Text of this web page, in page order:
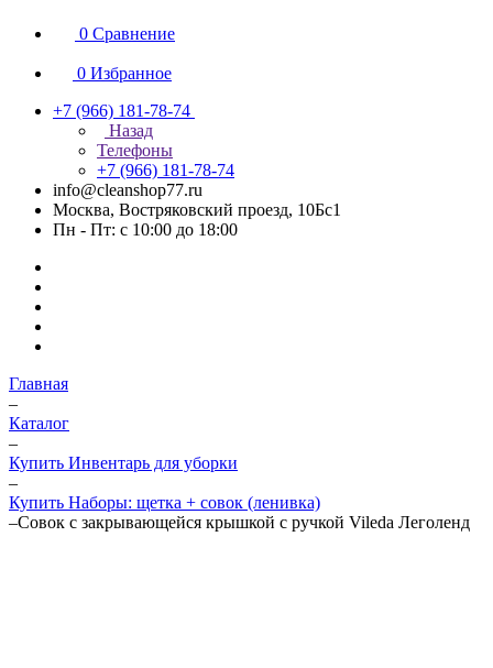
0 Сравнение
0 Избранное
+7 (966) 181-78-74
Назад
Телефоны
+7 (966) 181-78-74
info@cleanshop77.ru
Москва, Востряковский проезд, 10Бс1
Пн - Пт: с 10:00 до 18:00
Главная
–
Каталог
–
Купить Инвентарь для уборки
–
Купить Наборы: щетка + совок (ленивка)
–Совок с закрывающейся крышкой с ручкой Vileda Леголенд